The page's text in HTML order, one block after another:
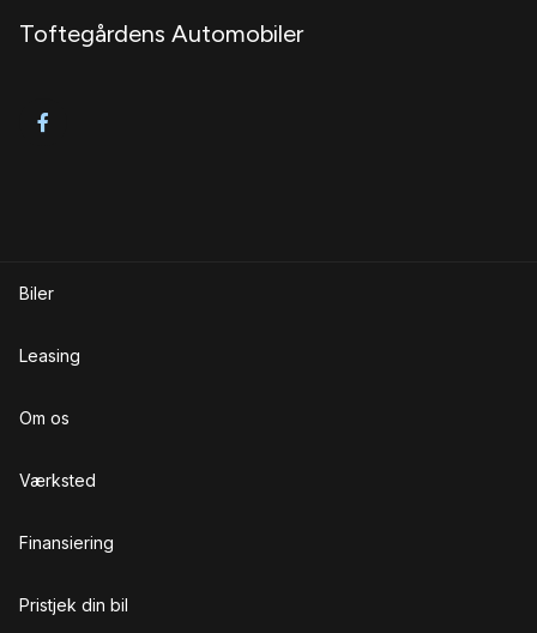
Sædevarme
U
Vejbaneassistent
Toftegårdens Automobiler
Biler
Leasing
Om os
Værksted
Finansiering
Pristjek din bil